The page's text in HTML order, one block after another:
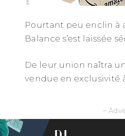
Pourtant peu enclin à
Balance s’est laissée
De leur union naîtra
vendue en exclusivité
–